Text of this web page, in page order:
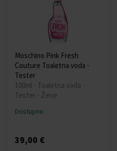
Moschino Pink Fresh
Couture Toaletna voda -
Tester
100ml - Toaletna voda -
Tester - Žene
Dostupno
39,00 €